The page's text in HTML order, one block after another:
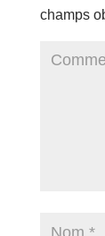
champs